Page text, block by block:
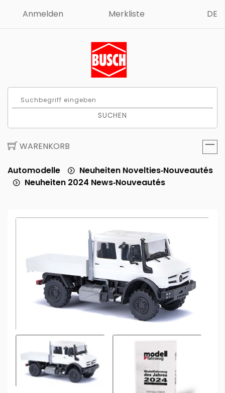
Anmelden Merkliste DE
SUCHEN
WARENKORB
Automodelle
Neuheiten Novelties‑Nouveautés
Neuheiten 2024 News‑Nouveautés